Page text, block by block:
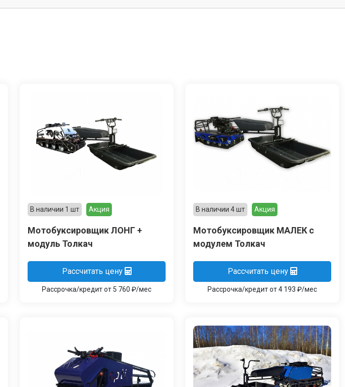
В наличии 1 шт Акция
Мотобуксировщик ЛОНГ +
модуль Толкач
Рассчитать цену
Рассрочка/кредит от 5 760 ₽/мес
В наличии 4 шт Акция
Мотобуксировщик МАЛЕК c
модулем Толкач
Рассчитать цену
Рассрочка/кредит от 4 193 ₽/мес